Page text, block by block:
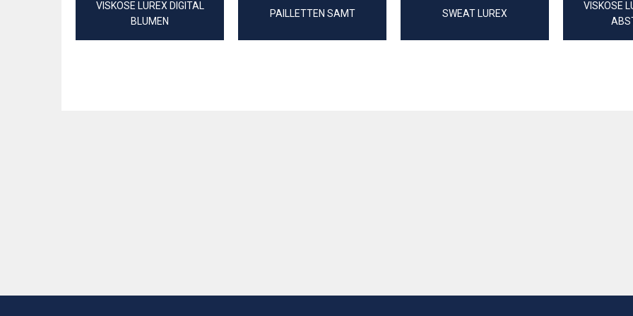
VISKOSE LUREX DIGITAL
BLUMEN
PAILLETTEN SAMT SWEAT LUREX
VISKOSE